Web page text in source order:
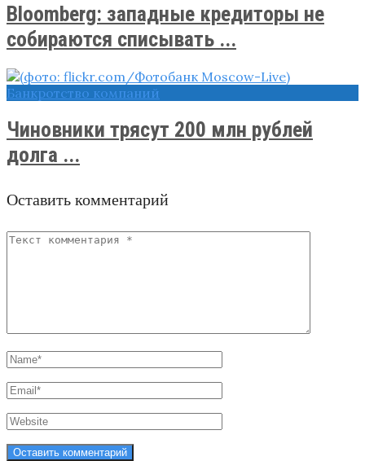
Bloomberg: западные кредиторы не
собираются списывать ...
Банкротство компаний
Чиновники трясут 200 млн рублей
долга ...
Оставить комментарий